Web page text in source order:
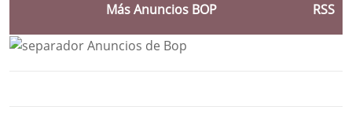
Más Anuncios BOP RSS